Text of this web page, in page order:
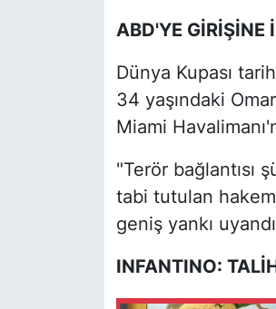
ABD'YE GİRİŞİNE
Dünya Kupası
34 yaşındaki
Miami
"Terör bağlantısı
tabi tutulan
geniş yankı
INFANTINO: